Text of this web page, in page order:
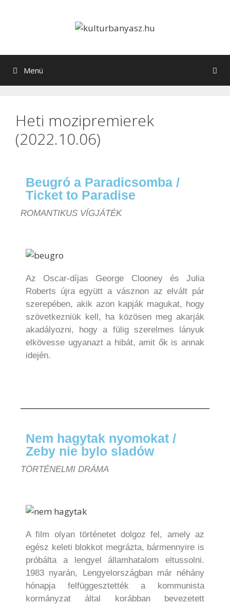
Menü
Heti mozipremierek
(2022.10.06)
Beugró a Paradicsomba /
Ticket to Paradise
ROMANTIKUS VÍGJÁTÉK
Az Oscar-díjas George Clooney és Julia
Roberts újra együtt a vásznon az elvált pár
szerepében, akik azon kapják magukat, hogy
szövetkezniük kell, ha közösen meg akarják
akadályozni, hogy a fülig szerelmes lányuk
elkövesse ugyanazt a hibát, amit ők is annak
idején.
Nem hagytak nyomokat /
Zeby nie bylo sladów
TÖRTÉNELMI DRÁMA
A film olyan történetet dolgoz fel, amely az
egész keleti blokkot megrázta, bármennyire is
próbálta a lengyel államhatalom eltussolni.
1983 nyarán, Lengyelországban már néhány
hónapja felfüggesztették a kommunista
kormányzat által korábban bevezetett